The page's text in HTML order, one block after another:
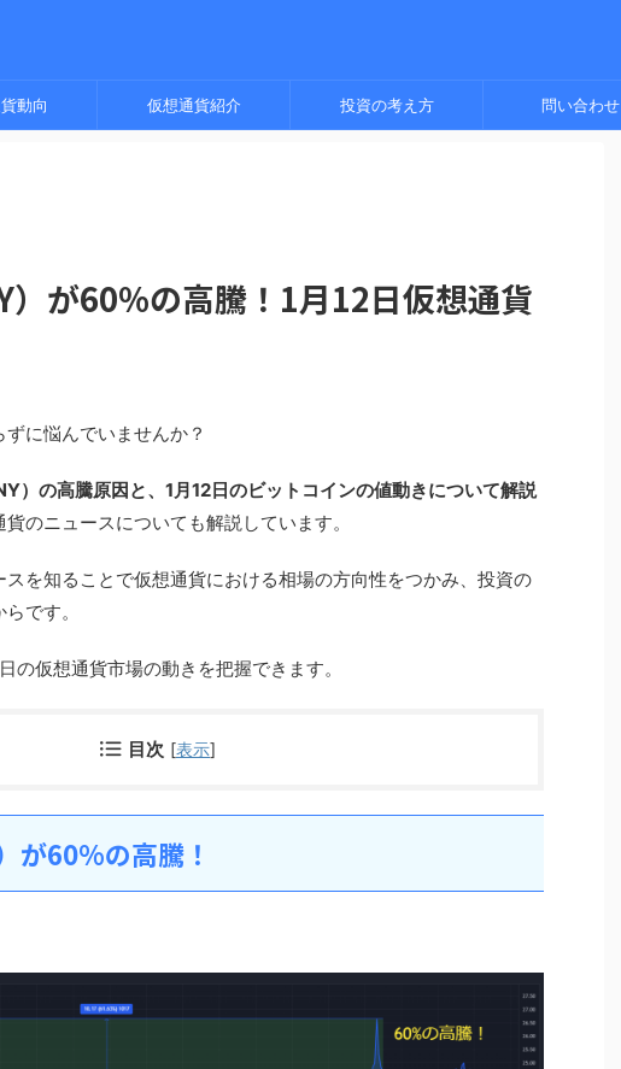
動向 仮想通貨紹介 投資の考え方 問い合わせ
が60%の高騰！1月12日仮想通貨
に悩んでいませんか？
）の高騰原因と、1月12日のビットコインの値動きについて解説
のニュースについても解説しています。
を知ることで仮想通貨における相場の方向性をつかみ、投資の
です。
の仮想通貨市場の動きを把握できます。
目次 [表示]
が60%の高騰！